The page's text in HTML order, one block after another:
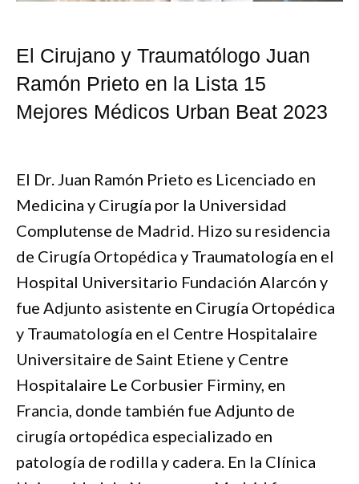
El Cirujano y Traumatólogo Juan
Ramón Prieto en la Lista 15
Mejores Médicos Urban Beat 2023
El Dr. Juan Ramón Prieto es Licenciado en
Medicina y Cirugía por la Universidad
Complutense de Madrid. Hizo su residencia
de Cirugía Ortopédica y Traumatología en el
Hospital Universitario Fundación Alarcón y
fue Adjunto asistente en Cirugía Ortopédica
y Traumatología en el Centre Hospitalaire
Universitaire de Saint Etiene y Centre
Hospitalaire Le Corbusier Firminy, en
Francia, donde también fue Adjunto de
cirugía ortopédica especializado en
patología de rodilla y cadera. En la Clínica